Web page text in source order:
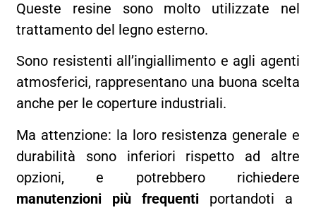
Queste resine sono molto utilizzate nel
trattamento del legno esterno.
Sono resistenti all’ingiallimento e agli agenti
atmosferici, rappresentano una buona scelta
anche per le coperture industriali.
Ma attenzione: la loro resistenza generale e
durabilità sono inferiori rispetto ad altre
opzioni, e potrebbero richiedere
manutenzioni più frequenti portandoti a